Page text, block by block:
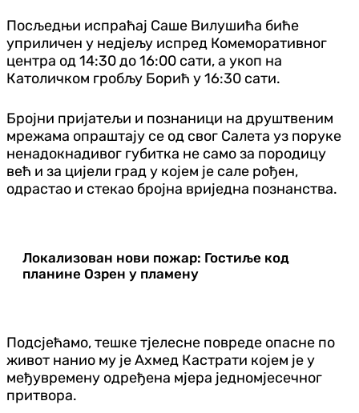
Посљедњи испраћај Саше Вилушића биће
уприличен у недјељу испред Комеморативног
центра од 14:30 до 16:00 сати, а укоп на
Католичком гробљу Борић у 16:30 сати.
Бројни пријатељи и познаници на друштвеним
мрежама опраштају се од свог Салета уз поруке
ненадокнадивог губитка не само за породицу
већ и за цијели град у којем је сале рођен,
одрастао и стекао бројна вриједна познанства.
Локализован нови пожар: Гостиље код
планине Озрен у пламену
Подсјећамо, тешке тјелесне повреде опасне по
живот нанио му је Ахмед Кастрати којем је у
међувремену одређена мјера једномјесечног
притвора.